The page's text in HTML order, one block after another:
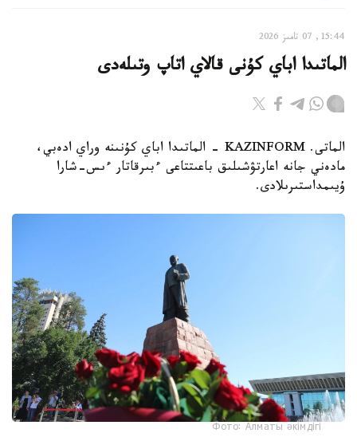
15:44, 07 تامىز 2026
الماتىدا اباي كۇنى قالاي اتاپ وتىلەدى
الماتى. KAZINFORM - الماتىدا اباي كۇنىنە وراي ادەبي،
مادەني جانە اعارتۋشىلىق باعىتتاعى ءبىرقاتار ءىس-شارا
ۇيىمداستىرىلادى.
Фото: Алматы әкімдігі